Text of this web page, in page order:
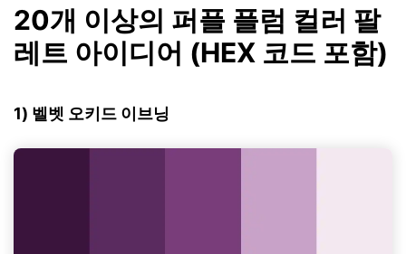
20개 이상의 퍼플 플럼 컬러 팔
레트 아이디어 (HEX 코드 포함)
1) 벨벳 오키드 이브닝